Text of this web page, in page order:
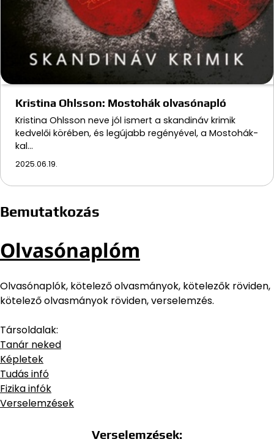
Kristina Ohlsson: Mostohák olvasónapló
Kristina Ohlsson neve jól ismert a skandináv krimik
kedvelői körében, és legújabb regényével, a Mostohák-
kal…
2025.06.19.
Bemutatkozás
Olvasónaplóm
Olvasónaplók, kötelező olvasmányok, kötelezők röviden,
kötelező olvasmányok röviden, verselemzés.
Társoldalak:
Tanár neked
Képletek
Tudás infó
Fizika infók
Verselemzések
Verselemzések: